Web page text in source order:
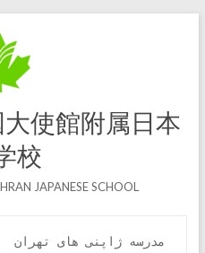
使館附属日本
校
JAPANESE SCHOOL
مدرسه ژاپنی های تهران